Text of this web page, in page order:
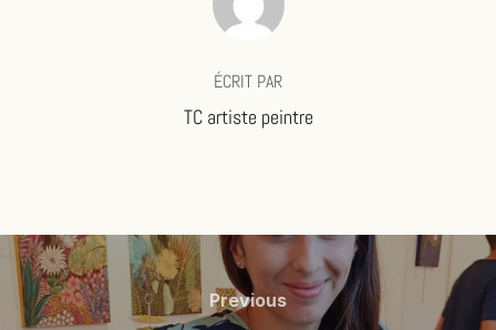
ÉCRIT PAR
TC artiste peintre
Previous